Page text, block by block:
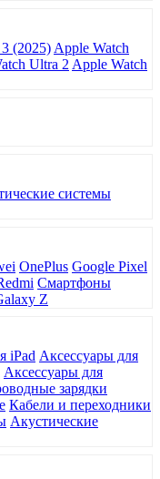
(2025) Apple Watch
Ultra 2 Apple Watch
системы
OnePlus Google Pixel
Смартфоны
Z
iPad Аксессуары для
Аксессуары для
зарядки
Кабели и переходники
Акустические